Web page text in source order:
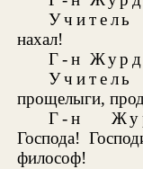
Учитель
нахал!
Г-н
прощелыги,
Г-н
Господа!
философ!